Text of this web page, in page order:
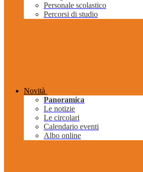
Personale scolastico
Percorsi di studio
Novità
Panoramica
Le notizie
Le circolari
Calendario eventi
Albo online